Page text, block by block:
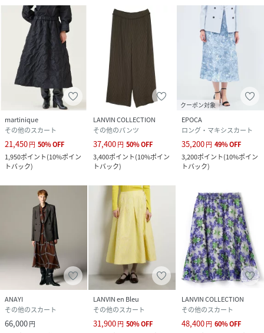
martinique
その他のスカート
21,450円 50%OFF
1,950ポイント(10%ポイン
トバック)
LANVIN COLLECTION
その他のパンツ
37,400円 50%OFF
3,400ポイント(10%ポイン
トバック)
クーポン対象
EPOCA
ロング・マキシスカート
35,200円 49%OFF
3,200ポイント(10%ポイン
トバック)
ANAYI
その他のスカート
66,000円
LANVIN en Bleu
その他のスカート
31,900円 50%OFF
LANVIN COLLECTION
その他のスカート
48,400円 60%OFF